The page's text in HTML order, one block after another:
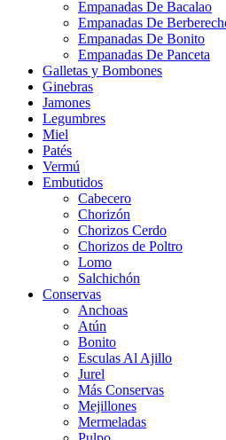
Empanadas De Bacalao
Empanadas De
Empanadas De Bonito
Empanadas De Panceta
Galletas y Bombones
Ginebras
Jamones
Legumbres
Miel
Patés
Vermú
Embutidos
Cabecero
Chorizón
Chorizos Cerdo
Chorizos de Poltro
Lomo
Salchichón
Conservas
Anchoas
Atún
Bonito
Esculas Al Ajillo
Jurel
Más Conservas
Mejillones
Mermeladas